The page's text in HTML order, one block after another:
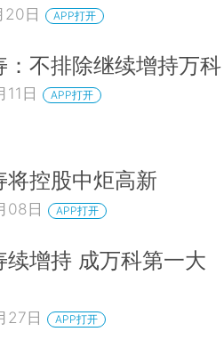
20日 APP打开
：不排除继续增持万科
日 APP打开
将控股中炬高新
08日 APP打开
续增持 成万科第一大
27日 APP打开